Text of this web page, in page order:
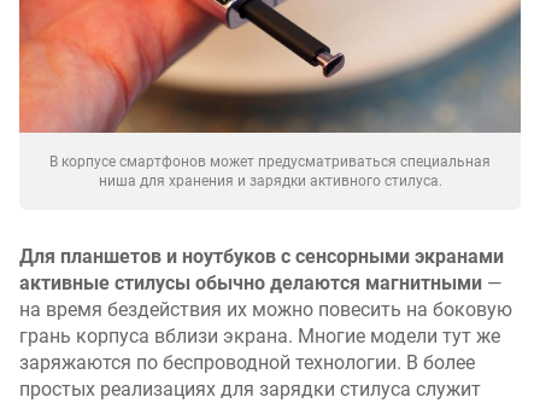
В корпусе смартфонов может предусматриваться специальная
ниша для хранения и зарядки активного стилуса.
Для планшетов и ноутбуков с сенсорными экранами
активные стилусы обычно делаются магнитными —
на время бездействия их можно повесить на боковую
грань корпуса вблизи экрана. Многие модели тут же
заряжаются по беспроводной технологии. В более
простых реализациях для зарядки стилуса служит